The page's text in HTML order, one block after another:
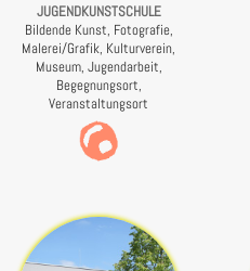
JUGENDKUNSTSCHULE
Bildende Kunst, Fotografie,
Malerei/Grafik, Kulturverein,
Museum, Jugendarbeit,
Begegnungsort,
Veranstaltungsort